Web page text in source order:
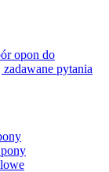
opon do
pytania